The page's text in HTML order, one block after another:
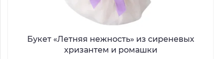
Букет «Летняя нежность» из сиреневых
хризантем и ромашки